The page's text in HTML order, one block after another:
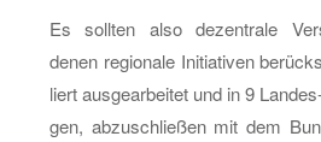
Es soll­ten also de­zen­tra­le
denen re­gio­na­le In­itia­ti­ven
liert aus­ge­ar­bei­tet und in 9
gen, ab­zu­schlie­ßen mit dem